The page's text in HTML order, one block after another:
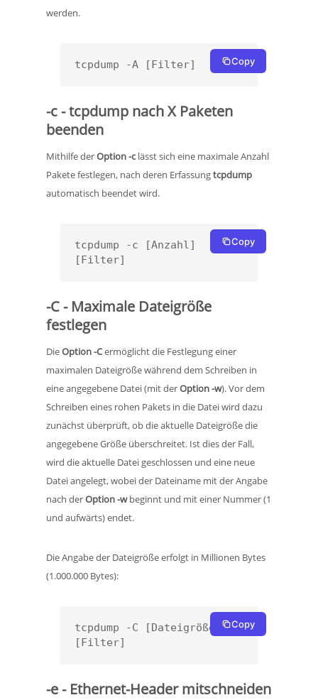
werden.
tcpdump -A [Filter] Copy
-c - tcpdump nach X Paketen
beenden
Mithilfe derOption -clässt sich eine maximale Anzahl
Pakete festlegen, nach deren Erfassungtcpdump
automatisch beendet wird.
tcpdump -c [Anzahl]
[Filter]
Copy
-C - Maximale Dateigröße
festlegen
DieOption -Cermöglicht die Festlegung einer
maximalen Dateigröße während dem Schreiben in
eine angegebene Datei (mit derOption -w). Vor dem
Schreiben eines rohen Pakets in die Datei wird dazu
zunächst überprüft, ob die aktuelle Dateigröße die
angegebene Größe überschreitet. Ist dies der Fall,
wird die aktuelle Datei geschlossen und eine neue
Datei angelegt, wobei der Dateiname mit der Angabe
nach derOption -wbeginnt und mit einer Nummer (1
und aufwärts) endet.
Die Angabe der Dateigröße erfolgt in Millionen Bytes
(1.000.000 Bytes):
tcpdump -C [Dateigröße]
[Filter]
Copy
-e - Ethernet-Header mitschneiden